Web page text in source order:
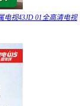
电视43JD 01全高清电视